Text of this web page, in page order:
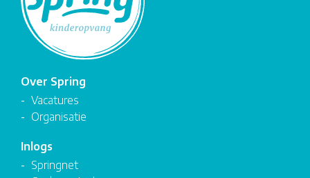
Over Spring
Vacatures
Organisatie
Inlogs
Springnet